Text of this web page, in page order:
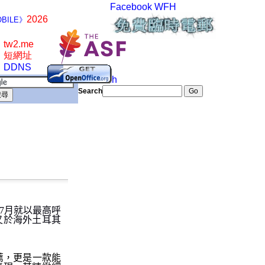
》 2026
tw2.me
短網址
DDNS
Facebook WFH
7月就以最高呼
於海外土耳其
，更是一款能
Search
Search